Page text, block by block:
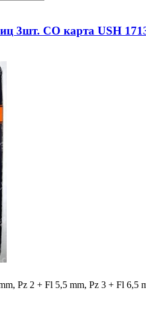
3шт. CO карта USH
Pz 2 + Fl 5,5 mm, Pz 3 + Fl 6,5